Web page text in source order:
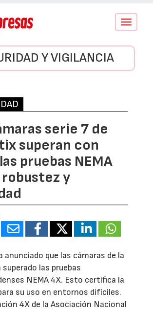
Conmutar
Y VIGILANCIA
serie 7 de
superan con
pruebas NEMA
robustez y
anunciado que las cámaras de la
superado las pruebas
NEMA 4X. Esto certifica la
su uso en entornos difíciles.
4X de la Asociación Nacional